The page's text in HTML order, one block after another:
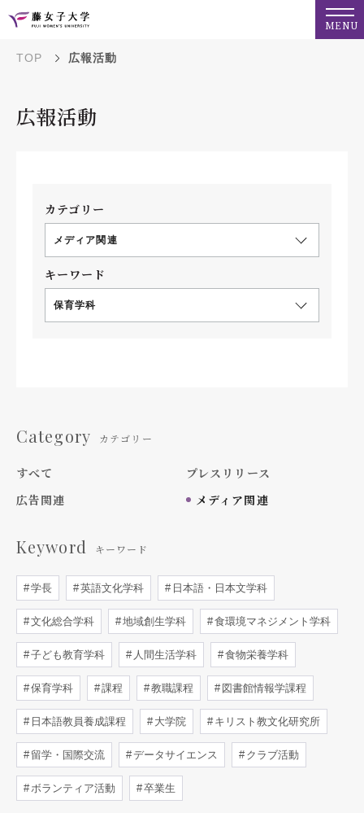
MENU
TOP 広報活動
広報活動
カテゴリー
メディア関連
キーワード
保育学科
Category カテゴリー
すべて
プレスリリース
広告関連
メディア関連
Keyword キーワード
学長 英語文化学科 日本語・日本文学科
文化総合学科 地域創生学科 食環境マネジメント学科
子ども教育学科 人間生活学科 食物栄養学科
保育学科 課程 教職課程 図書館情報学課程
日本語教員養成課程 大学院 キリスト教文化研究所
留学・国際交流 データサイエンス クラブ活動
ボランティア活動 卒業生